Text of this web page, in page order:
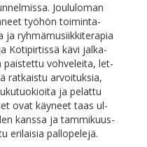
Jou­lu­lo­man
työ­hön toi­min­ta­
ja ryh­mä­musiik­ki­te­ra­pia
Ko­ti­pir­tis­sä kä­vi jal­ka­
pais­tet­tu voh­ve­lei­ta, let­
rat­kais­tu ar­voi­tuk­sia,
ja pe­lat­tu
ovat käy­neet taas ul­
kans­sa ja tam­mi­kuus­
eri­lai­sia pallopelejä.